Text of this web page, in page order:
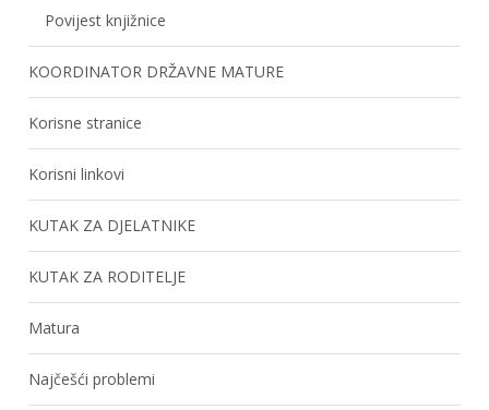
Povijest knjižnice
KOORDINATOR DRŽAVNE MATURE
Korisne stranice
Korisni linkovi
KUTAK ZA DJELATNIKE
KUTAK ZA RODITELJE
Matura
Najčešći problemi